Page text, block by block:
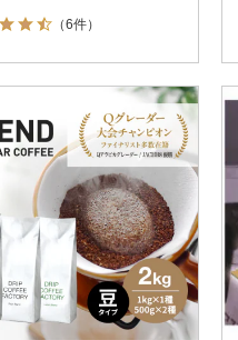
（6件）